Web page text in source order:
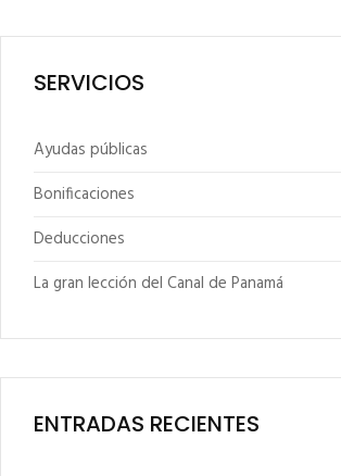
SERVICIOS
Ayudas públicas
Bonificaciones
Deducciones
La gran lección del Canal de Panamá
ENTRADAS RECIENTES